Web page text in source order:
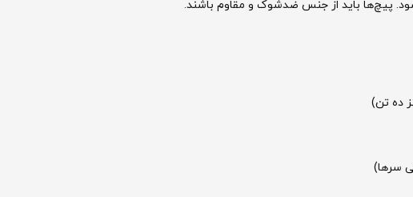
پیچ‌ها باید از جنس ضدشوک و مقاوم باشند.
ده تن)
سرها)